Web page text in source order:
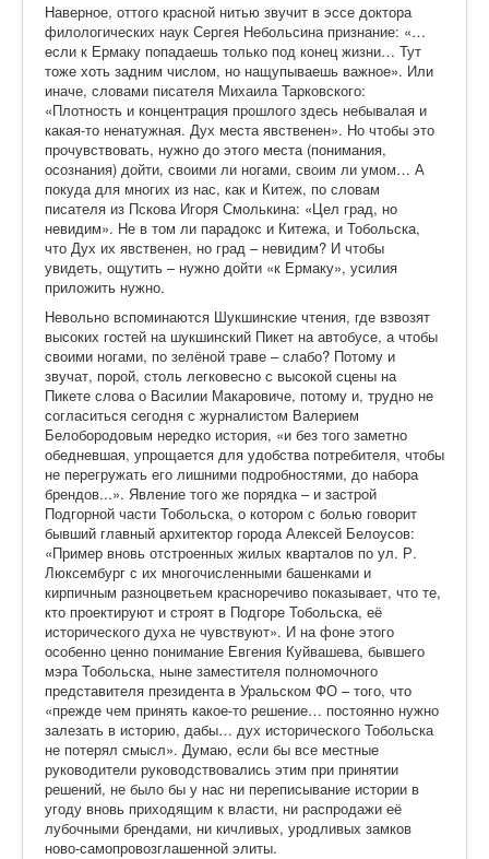
Наверное, оттого красной нитью звучит в эссе доктора
филологических наук Сергея Небольсина признание: «…
если к Ермаку попадаешь только под конец жизни… Тут
тоже хоть задним числом, но нащупываешь важное». Или
иначе, словами писателя Михаила Тарковского:
«Плотность и концентрация прошлого здесь небывалая и
какая-то ненатужная. Дух места явственен». Но чтобы это
прочувствовать, нужно до этого места (понимания,
осознания) дойти, своими ли ногами, своим ли умом… А
покуда для многих из нас, как и Китеж, по словам
писателя из Пскова Игоря Смолькина: «Цел град, но
невидим». Не в том ли парадокс и Китежа, и Тобольска,
что Дух их явственен, но град – невидим? И чтобы
увидеть, ощутить – нужно дойти «к Ермаку», усилия
приложить нужно.
Невольно вспоминаются Шукшинские чтения, где взвозят
высоких гостей на шукшинский Пикет на автобусе, а чтобы
своими ногами, по зелёной траве – слабо? Потому и
звучат, порой, столь легковесно с высокой сцены на
Пикете слова о Василии Макаровиче, потому и, трудно не
согласиться сегодня с журналистом Валерием
Белобородовым нередко история, «и без того заметно
обедневшая, упрощается для удобства потребителя, чтобы
не перегружать его лишними подробностями, до набора
брендов...». Явление того же порядка – и застрой
Подгорной части Тобольска, о котором с болью говорит
бывший главный архитектор города Алексей Белоусов:
«Пример вновь отстроенных жилых кварталов по ул. Р.
Люксембург с их многочисленными башенками и
кирпичным разноцветьем красноречиво показывает, что те,
кто проектируют и строят в Подгоре Тобольска, её
исторического духа не чувствуют». И на фоне этого
особенно ценно понимание Евгения Куйвашева, бывшего
мэра Тобольска, ныне заместителя полномочного
представителя президента в Уральском ФО – того, что
«прежде чем принять какое-то решение… постоянно нужно
залезать в историю, дабы… дух исторического Тобольска
не потерял смысл». Думаю, если бы все местные
руководители руководствовались этим при принятии
решений, не было бы у нас ни переписывание истории в
угоду вновь приходящим к власти, ни распродажи её
лубочными брендами, ни кичливых, уродливых замков
ново-самопровозглашенной элиты.